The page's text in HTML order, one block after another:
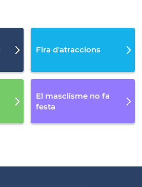
Fira d'atraccions
El masclisme no fa
festa